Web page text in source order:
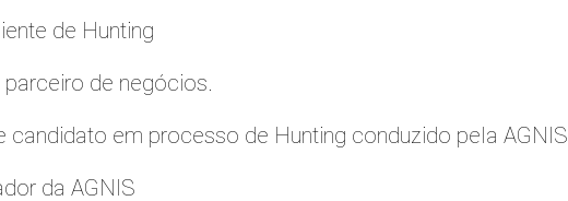
de Hunting
de negócios.
candidato em processo de Hunting conduzido pela AGNIS
da AGNIS